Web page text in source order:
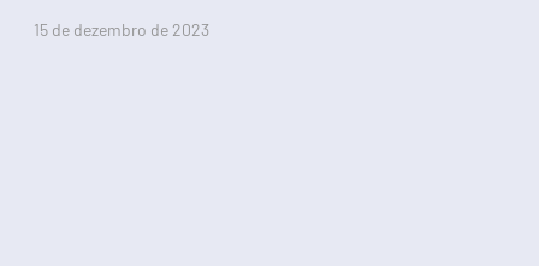
15 de dezembro de 2023